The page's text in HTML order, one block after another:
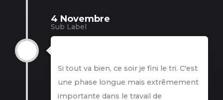
4 Novembre
Sub Label
Si tout va bien, ce soir je fini le tri. C'est
une phase longue mais extrêmement
importante dans le travail de